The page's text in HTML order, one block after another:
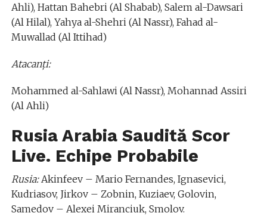
Ahli), Hattan Bahebri (Al Shabab), Salem al-Dawsari
(Al Hilal), Yahya al-Shehri (Al Nassr), Fahad al-
Muwallad (Al Ittihad)
Atacanţi:
Mohammed al-Sahlawi (Al Nassr), Mohannad Assiri
(Al Ahli)
Rusia Arabia Saudită Scor
Live. Echipe Probabile
Rusia:Akinfeev – Mario Fernandes, Ignasevici,
Kudriasov, Jirkov – Zobnin, Kuziaev, Golovin,
Samedov – Alexei Miranciuk, Smolov.